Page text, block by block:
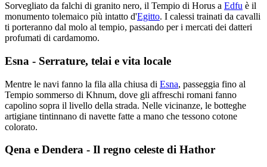
Sorvegliato da falchi di granito nero, il Tempio di Horus a Edfu è il
monumento tolemaico più intatto d'Egitto. I calessi trainati da cavalli
ti porteranno dal molo al tempio, passando per i mercati dei datteri
profumati di cardamomo.
Esna - Serrature, telai e vita locale
Mentre le navi fanno la fila alla chiusa di Esna, passeggia fino al
Tempio sommerso di Khnum, dove gli affreschi romani fanno
capolino sopra il livello della strada. Nelle vicinanze, le botteghe
artigiane tintinnano di navette fatte a mano che tessono cotone
colorato.
Qena e Dendera - Il regno celeste di Hathor